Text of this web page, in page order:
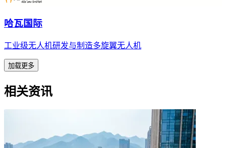
哈瓦国际
工业级无人机研发与制造多旋翼无人机
加载更多
相关资讯